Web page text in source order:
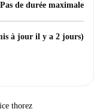
Pas de durée maximale
à jour il y a 2 jours)
thorez